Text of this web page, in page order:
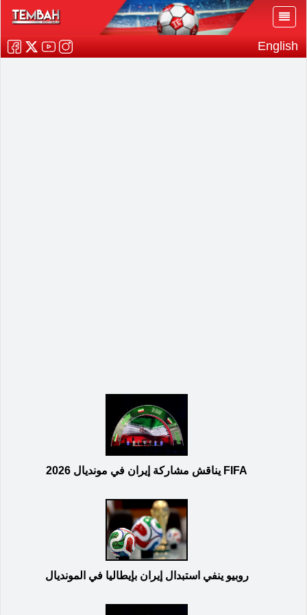
English
FIFA يناقش مشاركة إيران في مونديال 2026
روبيو ينفي استبدال إيران بإيطاليا في المونديال